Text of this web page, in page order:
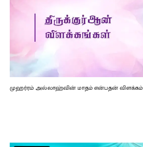
முஹர்ரம் அல்லாஹ்வின் மாதம் என்பதன் விளக்கம்